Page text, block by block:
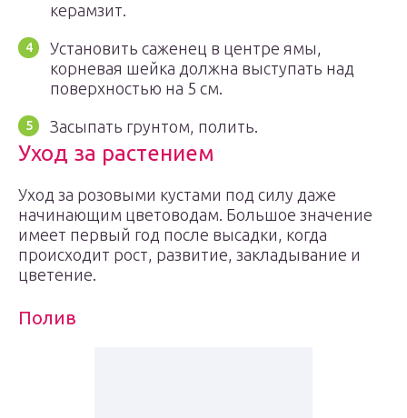
керамзит.
Установить саженец в центре ямы,
корневая шейка должна выступать над
поверхностью на 5 см.
Засыпать грунтом, полить.
Уход за растением
Уход за розовыми кустами под силу даже
начинающим цветоводам. Большое значение
имеет первый год после высадки, когда
происходит рост, развитие, закладывание и
цветение.
Полив